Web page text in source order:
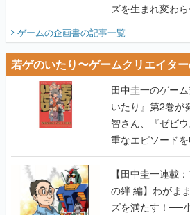
ズを生まれ変わ
ゲームの企画書の記事一覧
若ゲのいたり〜ゲームクリエイタ
田中圭一のゲー
いたり』第2巻が
智さん、『ゼビ
重なエピソード
【田中圭一連載：
の絆 編】わがま
ズを満たす！──